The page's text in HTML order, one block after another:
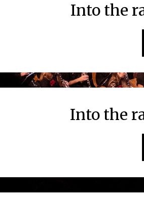
Into the
Into the